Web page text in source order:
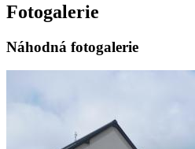
Fotogalerie
Náhodná fotogalerie